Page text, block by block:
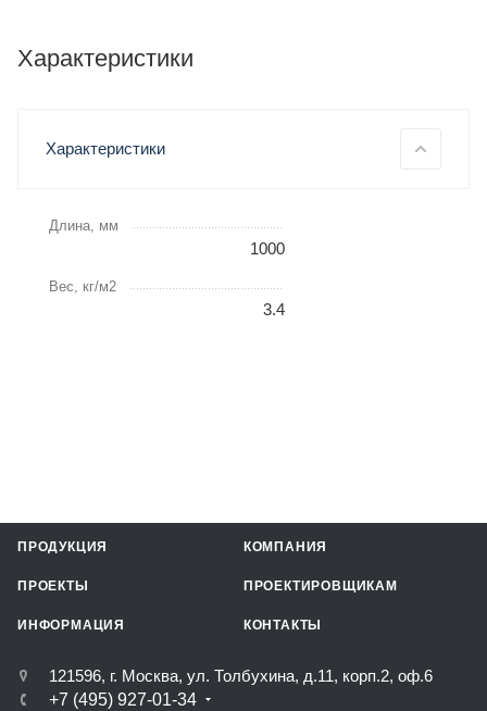
Характеристики
Характеристики
Длина, мм
1000
Вес, кг/м2
3.4
ПРОДУКЦИЯ КОМПАНИЯ
ПРОЕКТЫ ПРОЕКТИРОВЩИКАМ
ИНФОРМАЦИЯ КОНТАКТЫ
121596, г. Москва, ул. Толбухина, д.11, корп.2, оф.6
+7 (495) 927-01-34